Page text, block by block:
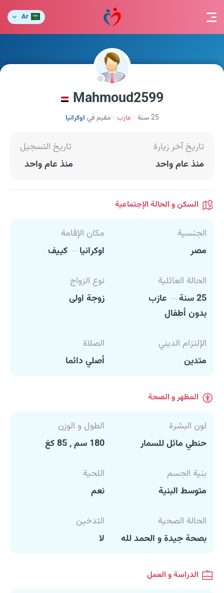
Ar
Mahmoud2599
25 سنة عازب مقيم في اوكرانيا
تاريخ آخر زيارة
منذ عام واحد
تاريخ التسجيل
منذ عام واحد
السكن و الحالة الإجتماعية
الجنسية
مصر
مكان الإقامة
اوكرانيا
كييف
الحالة العائلية
25 سنة
عازب
بدون أطفال
نوع الزواج
زوجة اولى
الإلتزام الديني
متدين
الصلاة
أصلي دائما
المظهر و الصحة
لون البشرة
حنطي مائل للسمار
الطول و الوزن
180 سم , 85 كغ
بنية الجسم
متوسط البنية
اللحية
نعم
الحالة الصحية
بصحة جيدة و الحمد لله
التدخين
لا
الدراسة و العمل